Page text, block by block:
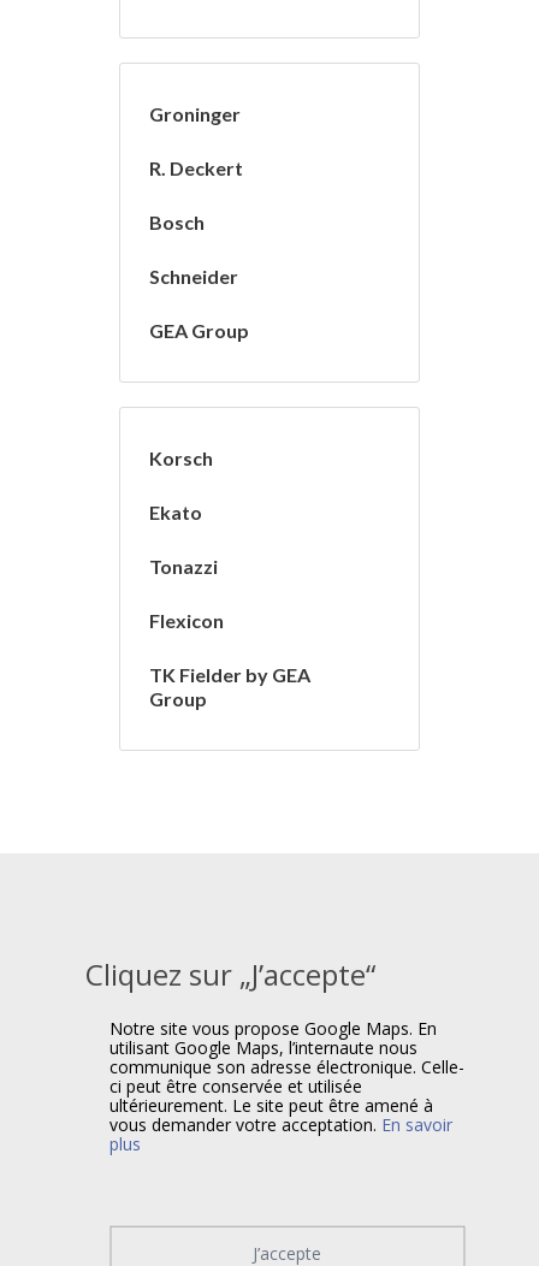
Groninger
R. Deckert
Bosch
Schneider
GEA Group
Korsch
Ekato
Tonazzi
Flexicon
TK Fielder by GEA
Group
Cliquez sur „J’accepte“
Notre site vous propose Google Maps. En
utilisant Google Maps, l’internaute nous
communique son adresse électronique. Celle-
ci peut être conservée et utilisée
ultérieurement. Le site peut être amené à
vous demander votre acceptation. En savoir
plus
J’accepte